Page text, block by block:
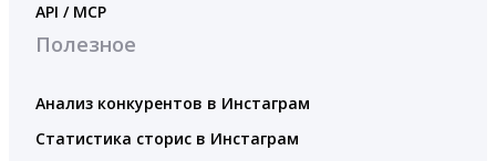
API / MCP
Полезное
Анализ конкурентов в Инстаграм
Статистика сторис в Инстаграм